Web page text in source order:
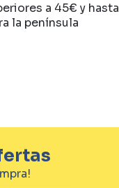
a 45€ y hasta
la península